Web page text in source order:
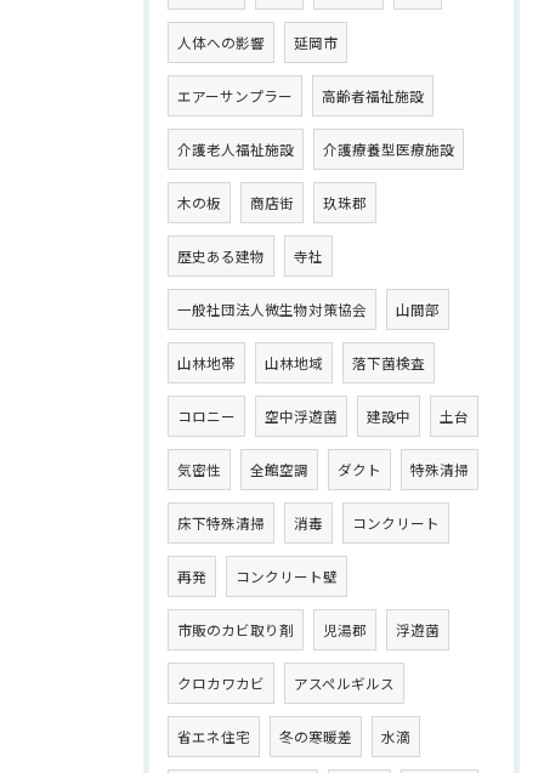
人体への影響 延岡市
エアーサンプラー 高齢者福祉施設
介護老人福祉施設 介護療養型医療施設
木の板 商店街 玖珠郡
歴史ある建物 寺社
一般社団法人微生物対策協会 山間部
山林地帯 山林地域 落下菌検査
コロニー 空中浮遊菌 建設中 土台
気密性 全館空調 ダクト 特殊清掃
床下特殊清掃 消毒 コンクリート
再発 コンクリート壁
市販のカビ取り剤 児湯郡 浮遊菌
クロカワカビ アスペルギルス
省エネ住宅 冬の寒暖差 水滴